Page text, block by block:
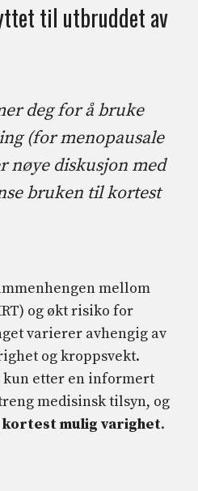
til utbruddet av
deg for å bruke
(for menopausale
nøye diskusjon med
bruken til kortest
mellom
og økt risiko for
varierer avhengig av
og kroppsvekt.
kun etter en informert
medisinsk tilsyn, og
kortest mulig varighet.